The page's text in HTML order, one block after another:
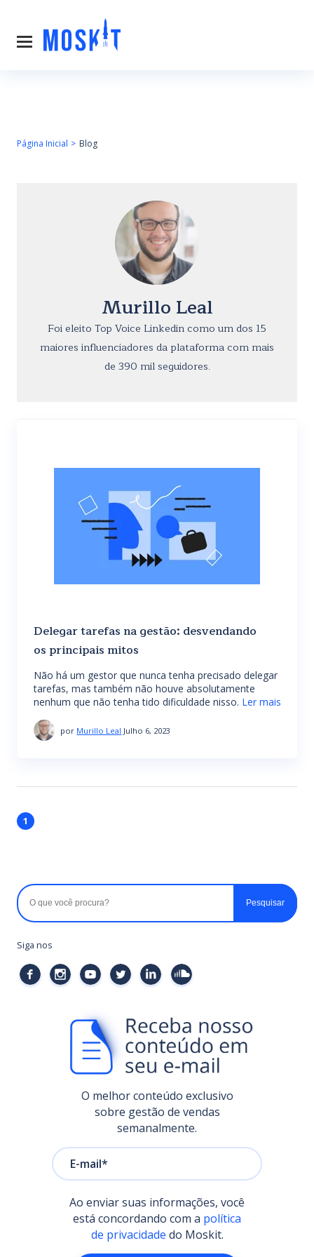
Página Inicial Blog
Murillo Leal
Foi eleito Top Voice Linkedin como um dos 15
maiores influenciadores da plataforma com mais
de 390 mil seguidores.
Delegar tarefas na gestão: desvendando
os principais mitos
Não há um gestor que nunca tenha precisado delegar
tarefas, mas também não houve absolutamente
nenhum que não tenha tido dificuldade nisso. Ler mais
por Murillo Leal Julho 6, 2023
1
Siga nos
O melhor conteúdo exclusivo
sobre gestão de vendas
semanalmente.
Ao enviar suas informações, você
está concordando com a política
de privacidade do Moskit.